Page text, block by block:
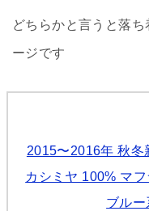
どちらかと言うと落
ージです
2015〜2016年 秋冬
カシミヤ 100% マ
ブル